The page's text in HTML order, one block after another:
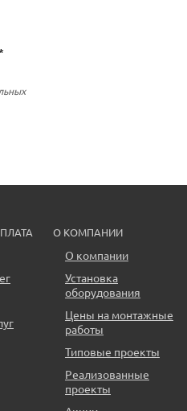
О КОМПАНИИ
О компании
Установка
оборудования
Цены на монтажные
работы
Типовые проекты
Реализованные
проекты